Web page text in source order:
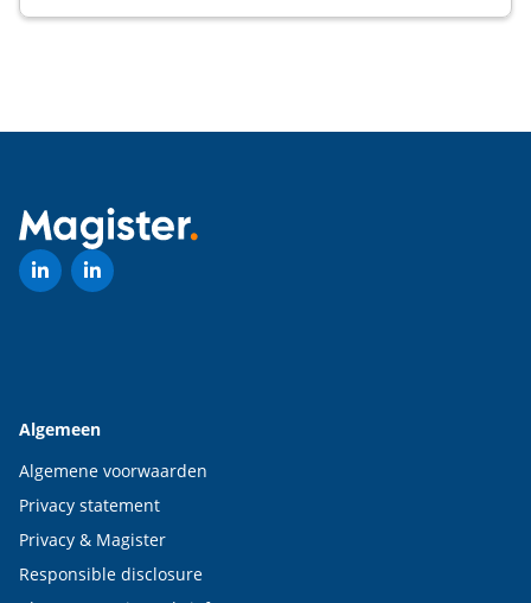
Algemeen
Algemene voorwaarden
Privacy statement
Privacy & Magister
Responsible disclosure